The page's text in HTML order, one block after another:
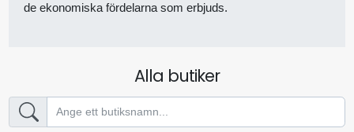
de ekonomiska fördelarna som erbjuds.
Alla butiker